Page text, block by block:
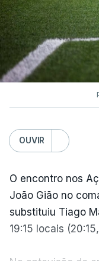
ininterruptamente
ARTIGOS
Volta,Portugal,
Guérin,Camisola,
OUVIR
O encontro nos
João Gião no
substituiu Tiago
19:15 locais